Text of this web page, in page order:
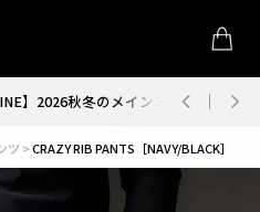
】2026秋冬のメインコレクションが
ツ CRAZY RIB PANTS［NAVY/BLACK］